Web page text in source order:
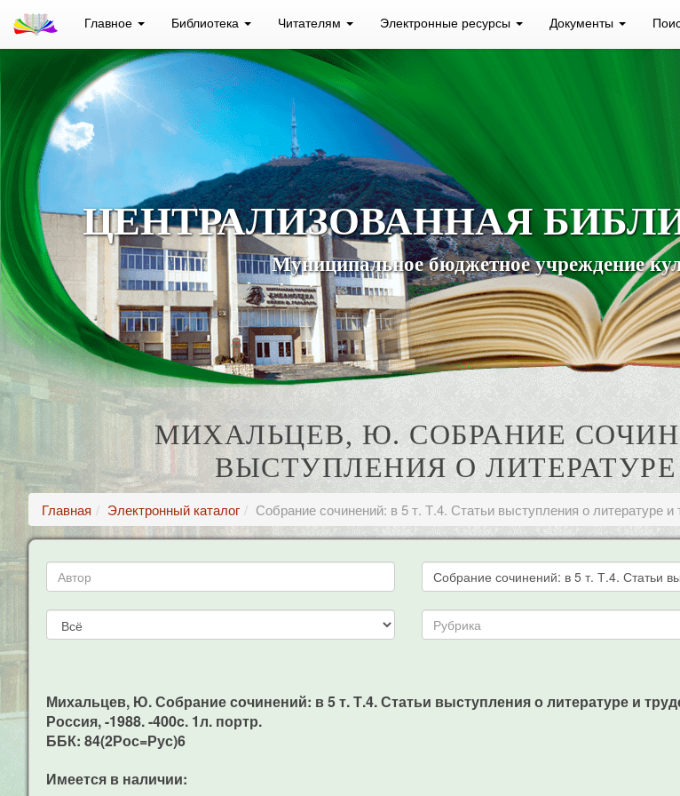
Главное Библиотека Читателям Электронные ресурсы Документы
ЦЕНТРАЛИЗОВАННАЯ
Муниципальное бюджетное учреждение
МИХАЛЬЦЕВ, Ю. СОБРАНИЕ
ВЫСТУПЛЕНИЯ О
Главная Электронный каталог Собрание сочинений: в 5 т. Т.4. Статьи выступления о литературе и
Михальцев, Ю. Собрание сочинений: в 5 т. Т.4. Статьи выступления о литературе и
Россия, -1988. -400c. 1л. портр.
ББК: 84(2Рос=Рус)6
Имеется в наличии: